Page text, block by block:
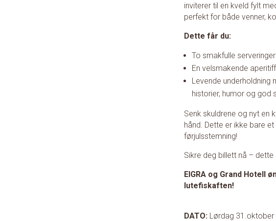
inviterer til en kveld fylt
perfekt for både venner,
Dette får du:
To smakfulle
En velsmakende
Levende underholdning
historier, humor og god
Senk skuldrene og nyt en
hånd. Dette er ikke bare
førjulsstemning!
Sikre deg billett nå –
EIGRA og Grand Hotell
lutefiskaften!
DATO: Lørdag 31.oktober